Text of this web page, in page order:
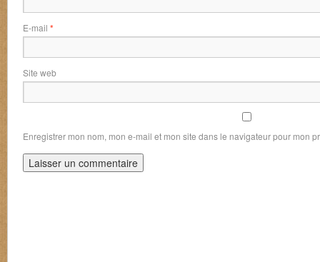
E-mail *
Site web
Enregistrer mon nom, mon e-mail et mon site dans le navigateur pour mon